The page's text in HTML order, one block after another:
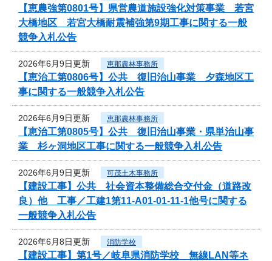
【恵農強第0801号】県営農道施設強化対策事業 若宮
大橋地区 若宮大橋耐震補強第9期工事に関する一般
競争入札公告
2026年6月9日更新 恵那農林事務所
【恵治工第0806号】公共 復旧治山事業 夕森地区工
事に関する一般競争入札公告
2026年6月9日更新 恵那農林事務所
【恵治工第0805号】公共 復旧治山事業・県単治山事
業 杉ヶ洞地区工事に関する一般競争入札公告
2026年6月9日更新 可茂土木事務所
【建設工事】公共 社会資本整備総合交付金（道路改
良）他 工事／工建1第11-A01-01-11-1他号に関する
一般競争入札公告
2026年6月8日更新 消防学校
【建設工事】第1号／岐阜県消防学校 無線LAN等ネ